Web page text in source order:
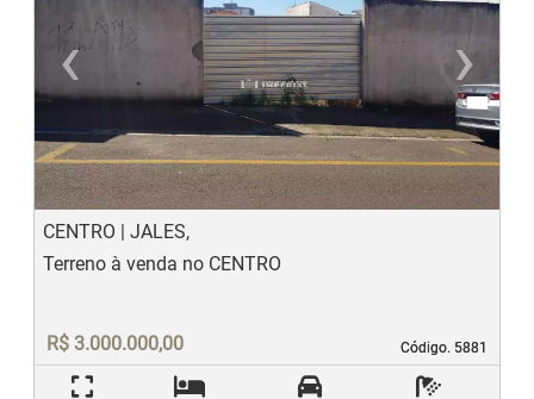
‹
Previous
›
CENTRO | JALES,
Código. 5881
Código. 5881
Terreno à venda no CENTRO
R$ 3.000.000,00